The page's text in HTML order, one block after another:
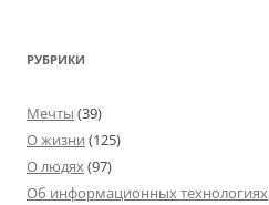
РУБРИКИ
Мечты (39)
О жизни (125)
О людях(97)
Об информационных технологиях